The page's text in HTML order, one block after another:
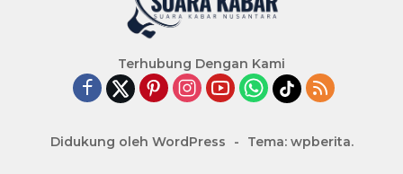
Terhubung Dengan Kami
Didukung oleh WordPress - Tema: wpberita.